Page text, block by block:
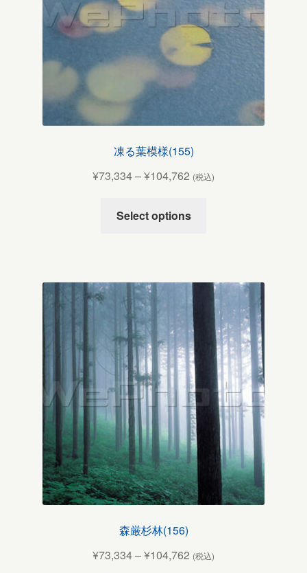
凍る葉模様(155)
¥73,334–¥104,762 (税込)
Select options
森厳杉林(156)
¥73,334–¥104,762 (税込)